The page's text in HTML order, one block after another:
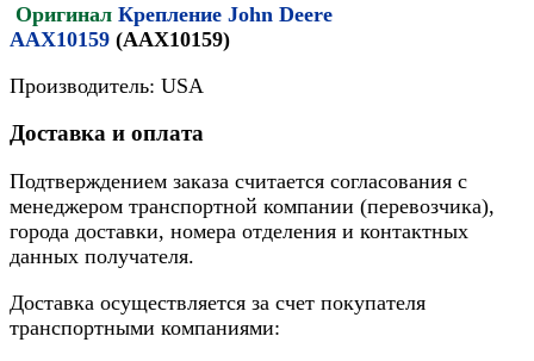
Оригинал Крепление John Deere
AAX10159 (AAX10159)
Производитель: USA
Доставка и оплата
Подтверждением заказа считается согласования с
менеджером транспортной компании (перевозчика),
города доставки, номера отделения и контактных
данных получателя.
Доставка осуществляется за счет покупателя
транспортными компаниями: